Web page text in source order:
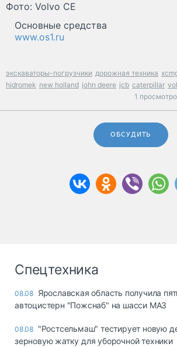
Фото: Volvo CE
Основные средства
www.os1.ru
экскаваторы-погрузчики дорожная техника
hidromek new holland john deere jcb caterpillar
1
ОБСУДИТЬ
Спецтехника
08.08 Ярославская область получила
автоцистерн "Пожснаб" на шасси МАЗ
08.08 "Ростсельмаш" тестирует новую
зерновую жатку для уборочной техники